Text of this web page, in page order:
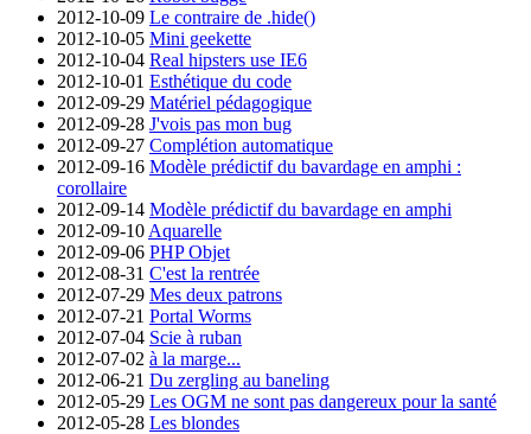
2012-10-09 Le contraire de .hide()
2012-10-05 Mini geekette
2012-10-04 Real hipsters use IE6
2012-10-01 Esthétique du code
2012-09-29 Matériel pédagogique
2012-09-28 J'vois pas mon bug
2012-09-27 Complétion automatique
2012-09-16 Modèle prédictif du bavardage en amphi :
corollaire
2012-09-14 Modèle prédictif du bavardage en amphi
2012-09-10 Aquarelle
2012-09-06 PHP Objet
2012-08-31 C'est la rentrée
2012-07-29 Mes deux patrons
2012-07-21 Portal Worms
2012-07-04 Scie à ruban
2012-07-02 à la marge...
2012-06-21 Du zergling au baneling
2012-05-29 Les OGM ne sont pas dangereux pour la santé
2012-05-28 Les blondes